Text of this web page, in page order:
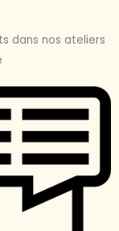
dans nos ateliers